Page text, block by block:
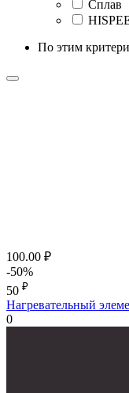
Сплав
По этим
100.00 ₽
-50%
50 ₽
Нагревательный
0